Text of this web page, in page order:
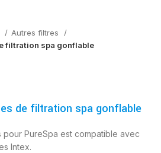
Autres filtres
filtration spa gonflable
de filtration spa gonflable
PureSpa est compatible avec
Intex.